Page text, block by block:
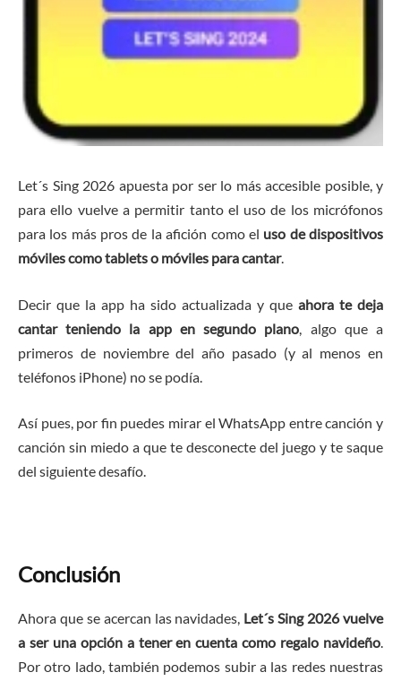
Let´s Sing 2026 apuesta por ser lo más accesible posible, y
para ello vuelve a permitir tanto el uso de los micrófonos
para los más pros de la afición como el uso de dispositivos
móviles como tablets o móviles para cantar.
Decir que la app ha sido actualizada y que ahora te deja
cantar teniendo la app en segundo plano, algo que a
primeros de noviembre del año pasado (y al menos en
teléfonos iPhone) no se podía.
Así pues, por fin puedes mirar el WhatsApp entre canción y
canción sin miedo a que te desconecte del juego y te saque
del siguiente desafío.
Conclusión
Ahora que se acercan las navidades, Let´s Sing 2026 vuelve
a ser una opción a tener en cuenta como regalo navideño.
Por otro lado, también podemos subir a las redes nuestras